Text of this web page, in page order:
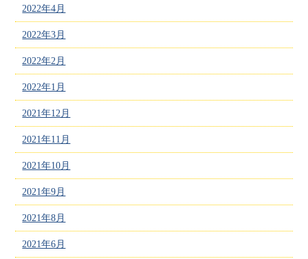
2022年4月
2022年3月
2022年2月
2022年1月
2021年12月
2021年11月
2021年10月
2021年9月
2021年8月
2021年6月